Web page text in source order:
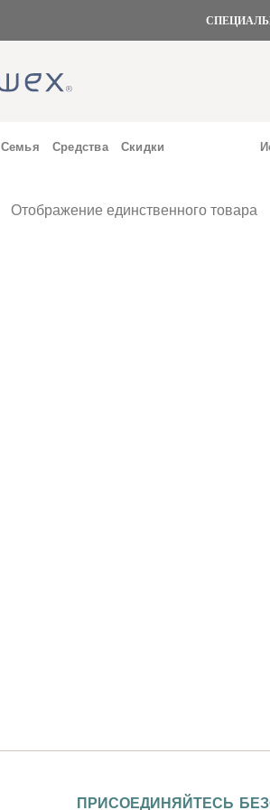
Семья Средства Скидки
Отображение единственного товара
ПРИСОЕДИНЯЙТЕСЬ